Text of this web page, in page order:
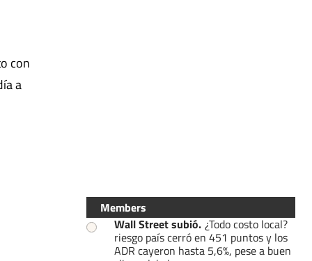
con
a
Members
Wall Street subió. ¿Todo costo local?
riesgo país cerró en 451 puntos y los
ADR cayeron hasta 5,6%, pese a buen